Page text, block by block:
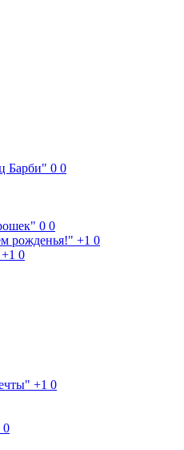
0 0
0 0
+1 0
+1 0
+1 0
0